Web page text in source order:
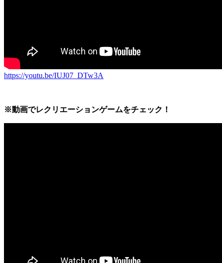
https://youtu.be/IUJ07_DTw3A
※動画でレクリエーションゲームをチェック！